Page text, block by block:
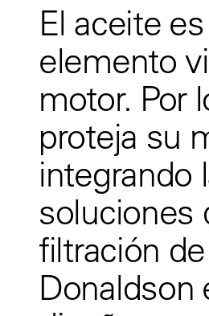
El aceite
elemento
motor. Por
proteja su
integrando
soluciones
filtración de
Donaldson